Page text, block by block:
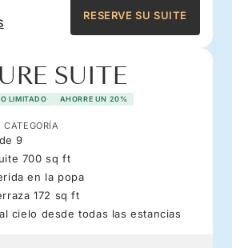
RESERVE SU SUITE
SUITE
LIMITADO AHORRE UN 20%
9
700 sq ft
en la popa
172 sq ft
cielo desde todas las estancias